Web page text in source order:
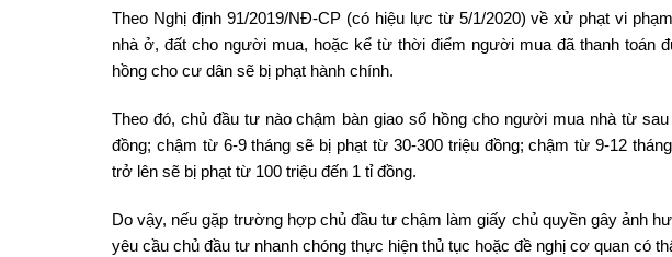
Theo Nghị định 91/2019/NĐ-CP (có hiệu lực từ 5/1/2020) về xử phạt vi
nhà ở, đất cho người mua, hoặc kể từ thời điểm người mua đã thanh toán
hồng cho cư dân sẽ bị phạt hành chính.
Theo đó, chủ đầu tư nào chậm bàn giao sổ hồng cho người mua nhà từ
đồng; chậm từ 6-9 tháng sẽ bị phạt từ 30-300 triệu đồng; chậm từ 9-12
trở lên sẽ bị phạt từ 100 triệu đến 1 tỉ đồng.
Do vậy, nếu gặp trường hợp chủ đầu tư chậm làm giấy chủ quyền gây ảnh
yêu cầu chủ đầu tư nhanh chóng thực hiện thủ tục hoặc đề nghị cơ quan có